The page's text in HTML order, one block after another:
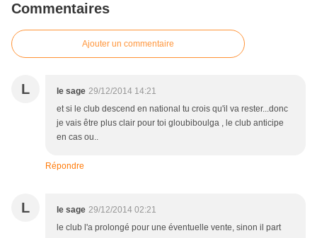
Commentaires
Ajouter un commentaire
L le sage 29/12/2014 14:21
et si le club descend en national tu crois qu'il va rester...donc
je vais être plus clair pour toi gloubiboulga , le club anticipe
en cas ou..
Répondre
L le sage 29/12/2014 02:21
le club l'a prolongé pour une éventuelle vente, sinon il part